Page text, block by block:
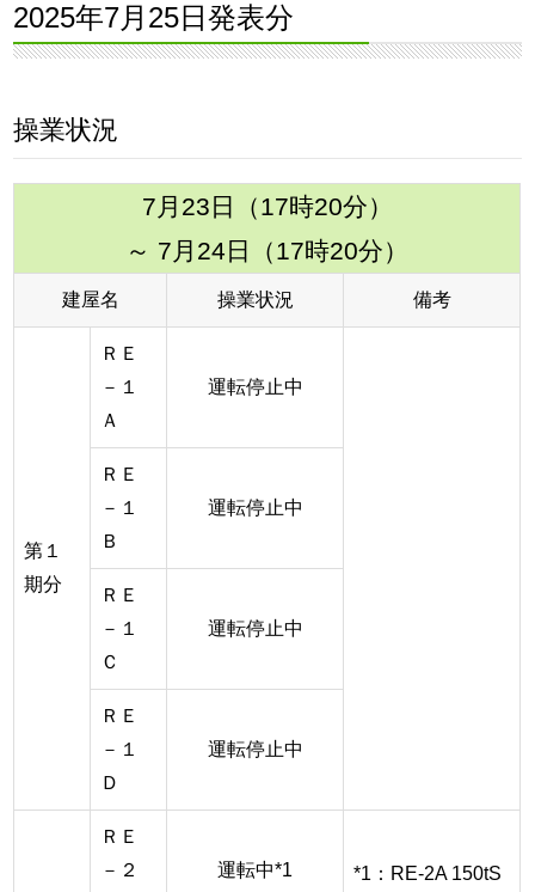
2025年7月25日発表分
操業状況
7月23日（17時20分）
～ 7月24日（17時20分）
建屋名 操業状況 備考
第１
期分
ＲＥ
－１
Ａ
運転停止中
ＲＥ
－１
Ｂ
運転停止中
ＲＥ
－１
Ｃ
運転停止中
ＲＥ
－１
Ｄ
運転停止中
ＲＥ
－２
運転中*1
*1：RE-2A 150tS